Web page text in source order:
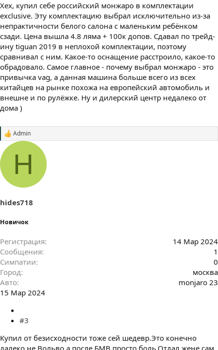
Хех, купил себе российский монжаро в комплектации
exclusive. Эту комплектацию выбрал исключительно из-за
непрактичности белого салона с маленьким ребёнком
сзади. Цена вышла 4.8 ляма + 100к допов. Сдавал по трейд-
ину tiguan 2019 в неплохой комплектации, поэтому
сравнивал с ним. Какое-то оснащение расстроило, какое-то
обрадовало. Самое главное - почему выбрал монжаро - это
привычка vag, а данная машина больше всего из всех
китайцев на рынке похожа на европейский автомобиль и
внешне и по рулёжке. Ну и дилерский центр недалеко от
дома )
С
м
т
и
Admin
H
hides718
Новичок
Регистрация
14 Мар 2024
Сообщения
1
Симпатии
0
Город
москва
Авто
monjaro 23
15 Мар 2024
#3
Купил от безисходности тоже сей шедевр.Это конечно
далеко не Вольво а после БМВ просто боль.Отдал жене сам